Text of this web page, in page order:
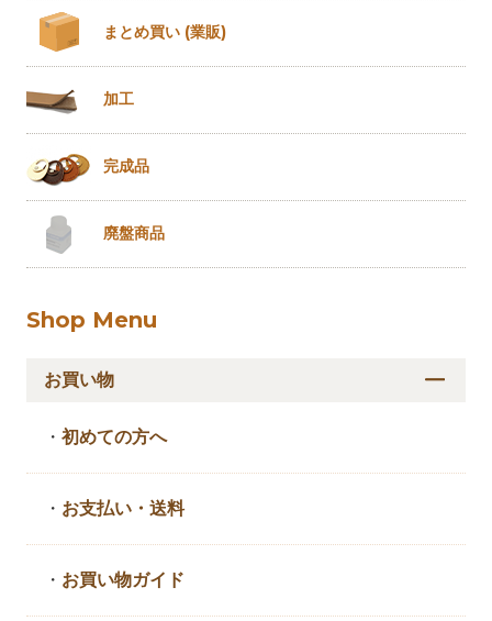
まとめ買い (業販)
加工
完成品
廃盤商品
Shop Menu
お買い物
・初めての方へ
・ お支払い・送料
・ お買い物ガイド